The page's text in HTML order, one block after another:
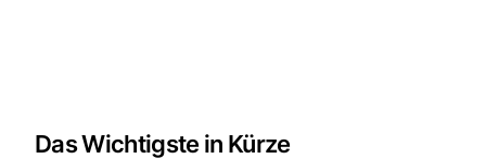
Das Wichtigste in Kürze